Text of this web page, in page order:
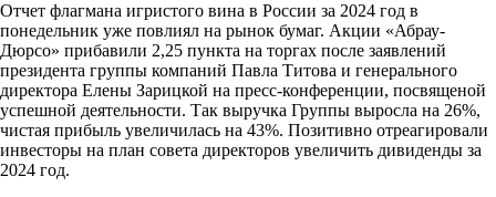
Отчет флагмана игристого вина в России за 2024 год в
понедельник уже повлиял на рынок бумаг. Акции «Абрау-
Дюрсо» прибавили 2,25 пункта на торгах после заявлений
президента группы компаний Павла Титова и генерального
директора Елены Зарицкой на пресс-конференции, посвященой
успешной деятельности. Так выручка Группы выросла на 26%,
чистая прибыль увеличилась на 43%. Позитивно отреагировали
инвесторы на план совета директоров увеличить дивиденды за
2024 год.